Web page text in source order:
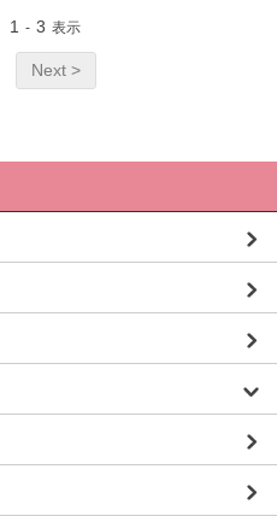
1 - 3 表示
Next >